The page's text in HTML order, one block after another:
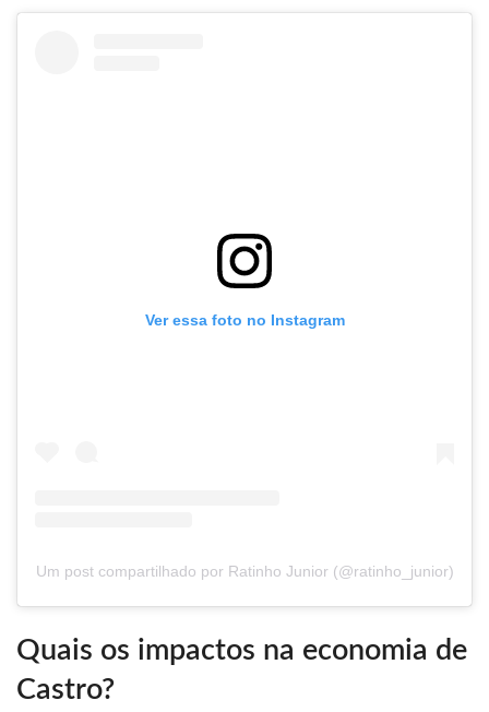
Ver essa foto no Instagram
Um post compartilhado por Ratinho Junior (@ratinho_junior)
Quais os impactos na economia de
Castro?